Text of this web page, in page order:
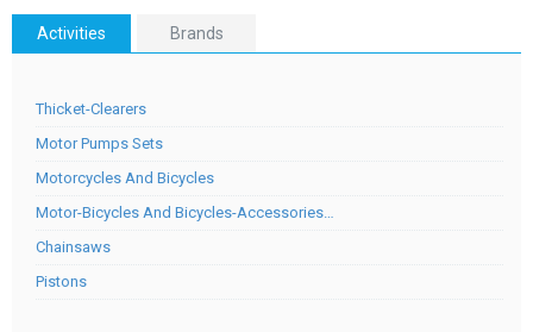
Activities Brands
Thicket-Clearers
Motor Pumps Sets
Motorcycles And Bicycles
Motor-Bicycles And Bicycles-Accessories…
Chainsaws
Pistons